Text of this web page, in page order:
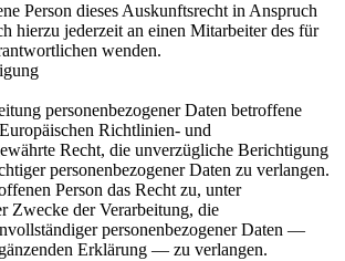
Person dieses Auskunftsrecht in Anspruch
hierzu jederzeit an einen Mitarbeiter des für
wenden.
personenbezogener Daten betroffene
Richtlinien- und
Recht, die unverzügliche Berichtigung
personenbezogener Daten zu verlangen.
Person das Recht zu, unter
Zwecke der Verarbeitung, die
personenbezogener Daten —
Erklärung — zu verlangen.